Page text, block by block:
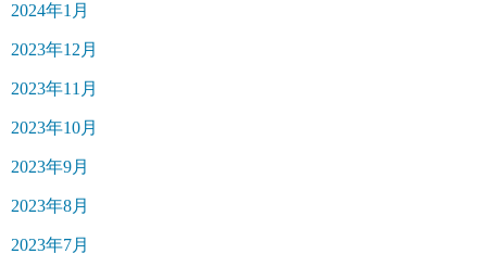
2024年1月
2023年12月
2023年11月
2023年10月
2023年9月
2023年8月
2023年7月